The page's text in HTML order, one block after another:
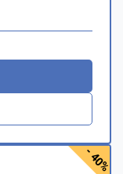
- 40%